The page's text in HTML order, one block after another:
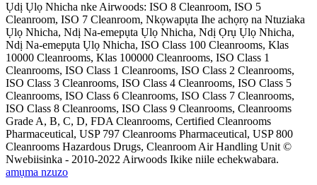
Ụdị Ụlọ Nhicha nke Airwoods: ISO 8 Cleanroom, ISO 5
Cleanroom, ISO 7 Cleanroom, Nkọwapụta Ihe achọrọ na Ntuziaka
Ụlọ Nhicha, Ndị Na-emepụta Ụlọ Nhicha, Ndị Ọrụ Ụlọ Nhicha,
Ndị Na-emepụta Ụlọ Nhicha, ISO Class 100 Cleanrooms, Klas
10000 Cleanrooms, Klas 100000 Cleanrooms, ISO Class 1
Cleanrooms, ISO Class 1 Cleanrooms, ISO Class 2 Cleanrooms,
ISO Class 3 Cleanrooms, ISO Class 4 Cleanrooms, ISO Class 5
Cleanrooms, ISO Class 6 Cleanrooms, ISO Class 7 Cleanrooms,
ISO Class 8 Cleanrooms, ISO Class 9 Cleanrooms, Cleanrooms
Grade A, B, C, D, FDA Cleanrooms, Certified Cleanrooms
Pharmaceutical, USP 797 Cleanrooms Pharmaceutical, USP 800
Cleanrooms Hazardous Drugs, Cleanroom Air Handling Unit ©
Nwebiisinka - 2010-2022 Airwoods Ikike niile echekwabara.
amụma nzuzo